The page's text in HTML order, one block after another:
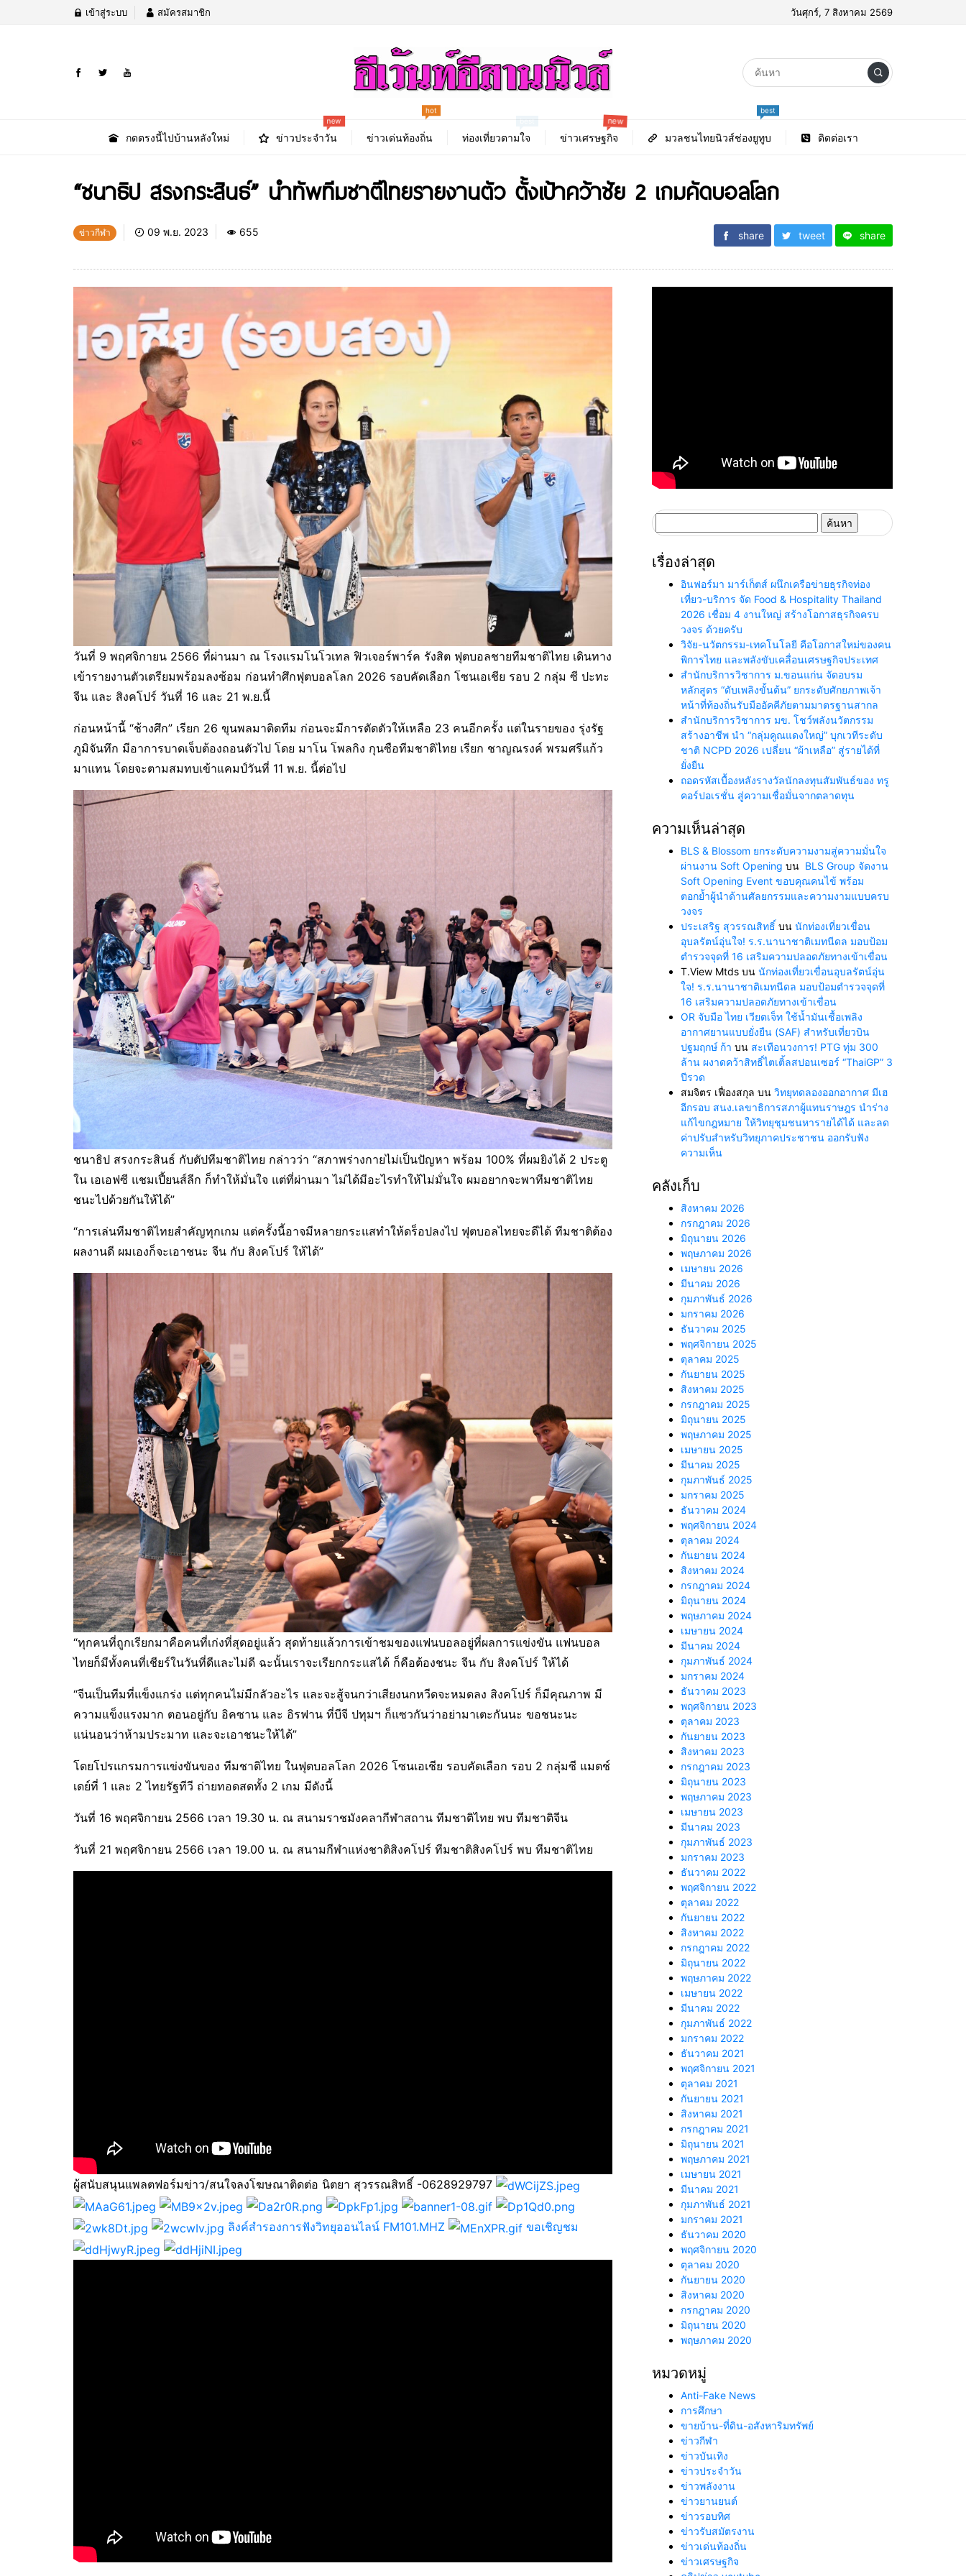
เข้าสู่ระบบ สมัครสมาชิก วันศุกร์, 7 สิงหาคม 2569
กดตรงนี้ไปบ้านหลังใหม่ ข่าวประจำวัน
new
ข่าวเด่นท้องถิ่น ท่องเที่ยวตามใจ
best
ข่าวเศรษฐกิจ
new
มวลชนไทยนิวส์ช่องยูทูบ ติดต่อเรา
“ชนาธิป สรงกระสินธ์” นำทัพทีมชาติไทยรายงานตัว ตั้งเป้าคว้าชัย 2 เกมคัดบอลโลก
ข่าวกีฬา 09 พ.ย. 2023 655 share tweet share
วันที่ 9 พฤศจิกายน 2566 ที่ผ่านมา ณ โรงแรมโนโวเทล ฟิวเจอร์พาร์ค รังสิต ฟุตบอลชายทีมชาติไทย เดินทาง
เข้ารายงานตัวเตรียมพร้อมลงซ้อม ก่อนทำศึกฟุตบอลโลก 2026 รอบคัดเลือก โซนเอเชีย รอบ 2 กลุ่ม ซี ปะทะ
จีน และ สิงคโปร์ วันที่ 16 และ 21 พ.ย.นี้
ก่อนหน้านี้ “ช้างศึก” เรียก 26 ขุนพลมาติดทีม ก่อนจะมีการตัดตัวให้เหลือ 23 คนอีกครั้ง แต่ในรายของ รุ่งรัฐ
ภูมิจันทึก มีอาการบาดเจ็บต้องถอนตัวไป โดย มาโน โพลกิง กุนซือทีมชาติไทย เรียก ชาญณรงค์ พรมศรีแก้ว
มาแทน โดยจะตามสมทบเข้าแคมป์วันที่ 11 พ.ย. นี้ต่อไป
ชนาธิป สรงกระสินธ์ กับตัปทีมชาติไทย กล่าวว่า “สภาพร่างกายไม่เป็นปัญหา พร้อม 100% ที่ผมยิงได้ 2 ประตู
ใน เอเอฟซี แชมเปี้ยนส์ลีก ก็ทำให้มั่นใจ แต่ที่ผ่านมา ไม่ได้มีอะไรทำให้ไม่มั่นใจ ผมอยากจะพาทีมชาติไทย
ชนะไปด้วยกันให้ได้”
“การเล่นทีมชาติไทยสำคัญทุกเกม แต่ครั้งนี้อาจมีหลายกระแสทำให้ดร็อปลงไป ฟุตบอลไทยจะดีได้ ทีมชาติต้อง
ผลงานดี ผมเองก็จะเอาชนะ จีน กับ สิงคโปร์ ให้ได้”
“ทุกคนที่ถูกเรียกมาคือคนที่เก่งที่สุดอยู่แล้ว สุดท้ายแล้วการเข้าชมของแฟนบอลอยู่ที่ผลการแข่งขัน แฟนบอล
ไทยก็มีทั้งคนที่เชียร์ในวันที่ดีและไม่ดี ฉะนั้นเราจะเรียกกระแสได้ ก็คือต้องชนะ จีน กับ สิงคโปร์ ให้ได้
“จีนเป็นทีมที่แข็งแกร่ง แต่ทุกคนไม่มีกลัวอะไร และจะสู้จนกว่าเสียงนกหวีดจะหมดลง สิงคโปร์ ก็มีคุณภาพ มี
ความแข็งแรงมาก ตอนอยู่กับ อิคซาน และ อิรฟาน ที่บีจี ปทุมฯ ก็แซวกันว่าอย่ามาเตะกันนะ ขอชนะนะ
แน่นอนว่าห้ามประมาท และจะเอาชนะให้ได้”
โดยโปรแกรมการแข่งขันของ ทีมชาติไทย ในฟุตบอลโลก 2026 โซนเอเชีย รอบคัดเลือก รอบ 2 กลุ่มซี แมตช์
เดย์ที่ 1 และ 2 ไทยรัฐทีวี ถ่ายทอดสดทั้ง 2 เกม มีดังนี้
วันที่ 16 พฤศจิกายน 2566 เวลา 19.30 น. ณ สนามราชมังคลากีฬาสถาน ทีมชาติไทย พบ ทีมชาติจีน
วันที่ 21 พฤศจิกายน 2566 เวลา 19.00 น. ณ สนามกีฬาแห่งชาติสิงคโปร์ ทีมชาติสิงคโปร์ พบ ทีมชาติไทย
ผู้สนับสนุนแพลตฟอร์มข่าว/สนใจลงโฆษณาติดต่อ นิตยา สุวรรณสิทธิ์ -0628929797
ลิงค์สำรองการฟังวิทยุออนไลน์ FM101.MHZ ขอเชิญชม
สำหรับ:
เรื่องล่าสุด
อินฟอร์มา มาร์เก็ตส์ ผนึกเครือข่ายธุรกิจท่อง
เที่ยว-บริการ จัด Food & Hospitality Thailand
2026 เชื่อม 4 งานใหญ่ สร้างโอกาสธุรกิจครบ
วงจร ด้วยครับ
วิจัย-นวัตกรรม-เทคโนโลยี คือโอกาสใหม่ของคน
พิการไทย และพลังขับเคลื่อนเศรษฐกิจประเทศ
สำนักบริการวิชาการ ม.ขอนแก่น จัดอบรม
หลักสูตร “ดับเพลิงขั้นต้น” ยกระดับศักยภาพเจ้า
หน้าที่ท้องถิ่นรับมืออัคคีภัยตามมาตรฐานสากล
สำนักบริการวิชาการ มข. โชว์พลังนวัตกรรม
สร้างอาชีพ นำ “กลุ่มคูณแดงใหญ่” บุกเวทีระดับ
ชาติ NCPD 2026 เปลี่ยน “ผ้าเหลือ” สู่รายได้ที่
ยั่งยืน
ถอดรหัสเบื้องหลังรางวัลนักลงทุนสัมพันธ์ของ ทรู
คอร์ปอเรชั่น สู่ความเชื่อมั่นจากตลาดทุน
ความเห็นล่าสุด
BLS & Blossom ยกระดับความงามสู่ความมั่นใจ
ผ่านงาน Soft Opening บน BLS Group จัดงาน
Soft Opening Event ขอบคุณคนไข้ พร้อม
ตอกย้ำผู้นำด้านศัลยกรรมและความงามแบบครบ
วงจร
ประเสริฐ สุวรรณสิทธิ์ บน นักท่องเที่ยวเขื่อน
อุบลรัตน์อุ่นใจ! ร.ร.นานาชาติเมทนีดล มอบป้อม
ตำรวจจุดที่ 16 เสริมความปลอดภัยทางเข้าเขื่อน
T.View Mtds บน นักท่องเที่ยวเขื่อนอุบลรัตน์อุ่น
ใจ! ร.ร.นานาชาติเมทนีดล มอบป้อมตำรวจจุดที่
16 เสริมความปลอดภัยทางเข้าเขื่อน
OR จับมือ ไทย เวียตเจ็ท ใช้น้ำมันเชื้อเพลิง
อากาศยานแบบยั่งยืน (SAF) สำหรับเที่ยวบิน
ปฐมฤกษ์ ก้า บน สะเทือนวงการ! PTG ทุ่ม 300
ล้าน ผงาดคว้าสิทธิ์ไตเติ้ลสปอนเซอร์ “ThaiGP” 3
ปีรวด
สมจิตร เฟื่องสกุล บน วิทยุทดลองออกอากาศ มีเฮ
อีกรอบ สนง.เลขาธิการสภาผู้แทนราษฎร นำร่าง
แก้ไขกฎหมาย ให้วิทยุชุมชนหารายได้ได้ และลด
ค่าปรับสำหรับวิทยุภาคประชาชน ออกรับฟัง
ความเห็น
คลังเก็บ
สิงหาคม 2026
กรกฎาคม 2026
มิถุนายน 2026
พฤษภาคม 2026
เมษายน 2026
มีนาคม 2026
กุมภาพันธ์ 2026
มกราคม 2026
ธันวาคม 2025
พฤศจิกายน 2025
ตุลาคม 2025
กันยายน 2025
สิงหาคม 2025
กรกฎาคม 2025
มิถุนายน 2025
พฤษภาคม 2025
เมษายน 2025
มีนาคม 2025
กุมภาพันธ์ 2025
มกราคม 2025
ธันวาคม 2024
พฤศจิกายน 2024
ตุลาคม 2024
กันยายน 2024
สิงหาคม 2024
กรกฎาคม 2024
มิถุนายน 2024
พฤษภาคม 2024
เมษายน 2024
มีนาคม 2024
กุมภาพันธ์ 2024
มกราคม 2024
ธันวาคม 2023
พฤศจิกายน 2023
ตุลาคม 2023
กันยายน 2023
สิงหาคม 2023
กรกฎาคม 2023
มิถุนายน 2023
พฤษภาคม 2023
เมษายน 2023
มีนาคม 2023
กุมภาพันธ์ 2023
มกราคม 2023
ธันวาคม 2022
พฤศจิกายน 2022
ตุลาคม 2022
กันยายน 2022
สิงหาคม 2022
กรกฎาคม 2022
มิถุนายน 2022
พฤษภาคม 2022
เมษายน 2022
มีนาคม 2022
กุมภาพันธ์ 2022
มกราคม 2022
ธันวาคม 2021
พฤศจิกายน 2021
ตุลาคม 2021
กันยายน 2021
สิงหาคม 2021
กรกฎาคม 2021
มิถุนายน 2021
พฤษภาคม 2021
เมษายน 2021
มีนาคม 2021
กุมภาพันธ์ 2021
มกราคม 2021
ธันวาคม 2020
พฤศจิกายน 2020
ตุลาคม 2020
กันยายน 2020
สิงหาคม 2020
กรกฎาคม 2020
มิถุนายน 2020
พฤษภาคม 2020
หมวดหมู่
Anti-Fake News
การศึกษา
ขายบ้าน-ที่ดิน-อสังหาริมทรัพย์
ข่าวกีฬา
ข่าวบันเทิง
ข่าวประจำวัน
ข่าวพลังงาน
ข่าวยานยนต์
ข่าวรอบทิศ
ข่าวรับสมัตรงาน
ข่าวเด่นท้องถิ่น
ข่าวเศรษฐกิจ